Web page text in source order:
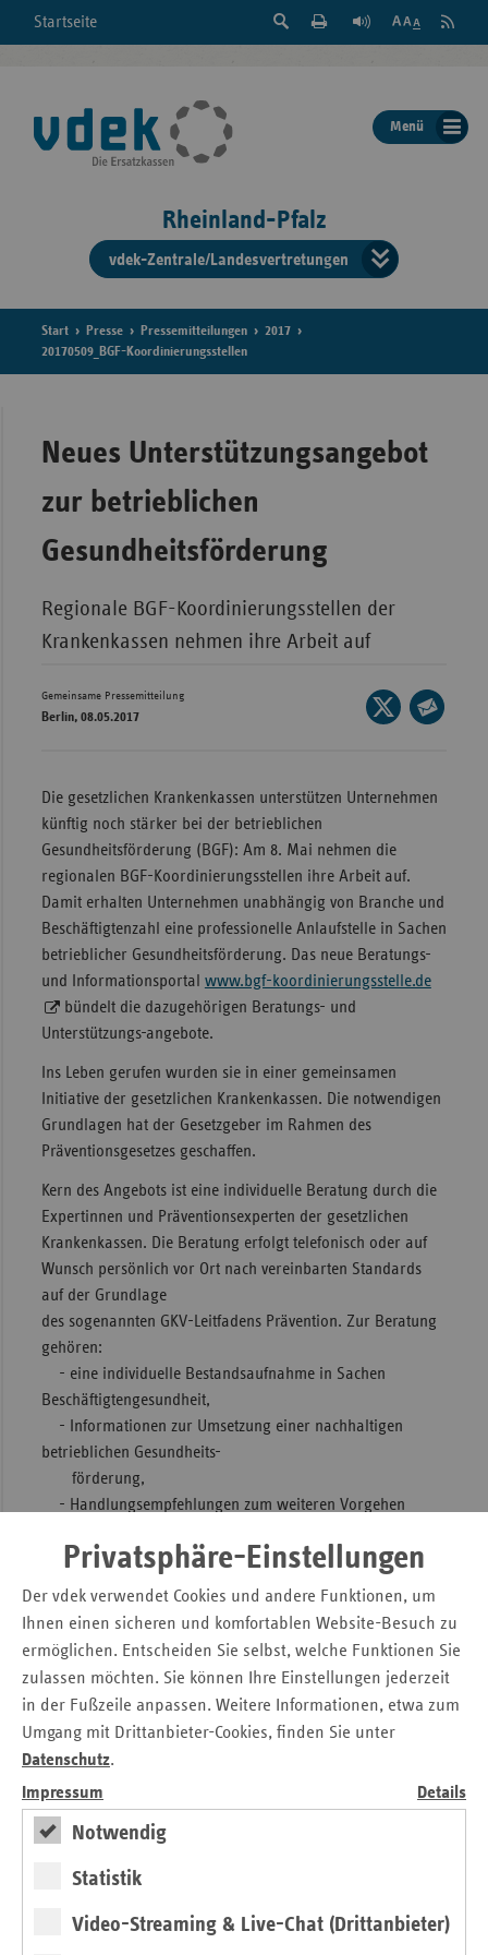
Privatsphäre-Einstellungen
Der vdek verwendet Cookies und andere Funktionen, um
Ihnen einen sicheren und komfortablen Website-Besuch zu
ermöglichen. Entscheiden Sie selbst, welche Funktionen Sie
zulassen möchten. Sie können Ihre Einstellungen jederzeit
in der Fußzeile anpassen. Weitere Informationen, etwa zum
Umgang mit Drittanbieter-Cookies, finden Sie unter
Datenschutz.
Impressum
Details
Notwendig
Statistik
Video-Streaming & Live-Chat (Drittanbieter)
Startseite
Suche
der
Seite
Feed
Menü
Rheinland-Pfalz
vdek-Zentrale/Landesvertretungen
der
Start Presse Pressemitteilungen
2017
20170509_BGF-Koordinierungsstellen
Neues Unterstützungsangebot
zur betrieblichen
Gesundheitsförderung
Regionale BGF-Koordinierungsstellen der
Krankenkassen nehmen ihre Arbeit auf
Gemeinsame Pressemitteilung
Berlin, 08.05.2017
Seite
auf
Die gesetzlichen Krankenkassen unterstützen Unternehmen
künftig noch stärker bei der betrieblichen
Gesundheitsförderung (BGF): Am 8. Mai nehmen die
regionalen BGF-Koordinierungsstellen ihre Arbeit auf.
Damit erhalten Unternehmen unabhängig von Branche und
Beschäftigtenzahl eine professionelle Anlaufstelle in Sachen
betrieblicher Gesundheitsförderung. Das neue Beratungs-
und Informationsportal www.bgf-koordinierungsstelle.de
bündelt die dazugehörigen Beratungs- und
Unterstützungs-angebote.
Ins Leben gerufen wurden sie in einer gemeinsamen
Initiative der gesetzlichen Krankenkassen. Die notwendigen
Grundlagen hat der Gesetzgeber im Rahmen des
Präventionsgesetzes geschaffen.
Kern des Angebots ist eine individuelle Beratung durch die
Expertinnen und Präventionsexperten der gesetzlichen
Krankenkassen. Die Beratung erfolgt telefonisch oder auf
Wunsch persönlich vor Ort nach vereinbarten Standards
auf der Grundlage
des sogenannten GKV-Leitfadens Prävention. Zur Beratung
gehören:
- eine individuelle Bestandsaufnahme in Sachen
Beschäftigtengesundheit,
- Informationen zur Umsetzung einer nachhaltigen
betrieblichen Gesundheits-
förderung,
- Handlungsempfehlungen zum weiteren Vorgehen
- möglichen Maßnahmen im Sinne der betrieblichen
Unternehmen auch bei der anschließenden Umsetzung und
der Vermittlung hilfreicher Partner.
Der Zugang zur Beratung erfolgt über das Webportal
www.bgf-koordinierungsstelle.de
das Thema betriebliche Gesundheitsförderung,
insbesondere auch zu regionalen und länder-spezifischen
welchen Leistungen unterstützen die Krankenkassen den